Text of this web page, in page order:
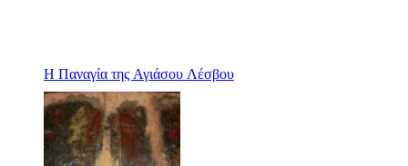
Η Παναγία της Αγιάσου Λέσβου